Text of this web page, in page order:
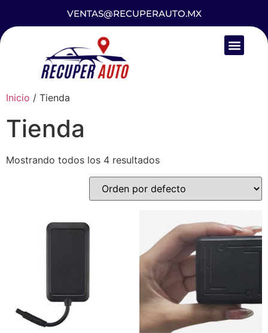
VENTAS@RECUPERAUTO.MX
Inicio / Tienda
Tienda
Mostrando todos los 4 resultados